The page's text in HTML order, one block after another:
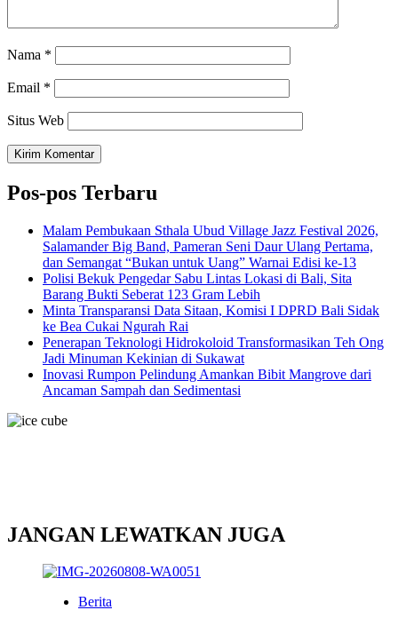
Nama *
Email *
Situs Web
Pos-pos Terbaru
Malam Pembukaan Sthala Ubud Village Jazz Festival 2026,
Salamander Big Band, Pameran Seni Daur Ulang Pertama,
dan Semangat “Bukan untuk Uang” Warnai Edisi ke-13
Polisi Bekuk Pengedar Sabu Lintas Lokasi di Bali, Sita
Barang Bukti Seberat 123 Gram Lebih
Minta Transparansi Data Sitaan, Komisi I DPRD Bali Sidak
ke Bea Cukai Ngurah Rai
Penerapan Teknologi Hidrokoloid Transformasikan Teh Ong
Jadi Minuman Kekinian di Sukawat
Inovasi Rumpon Pelindung Amankan Bibit Mangrove dari
Ancaman Sampah dan Sedimentasi
JANGAN LEWATKAN JUGA
Berita